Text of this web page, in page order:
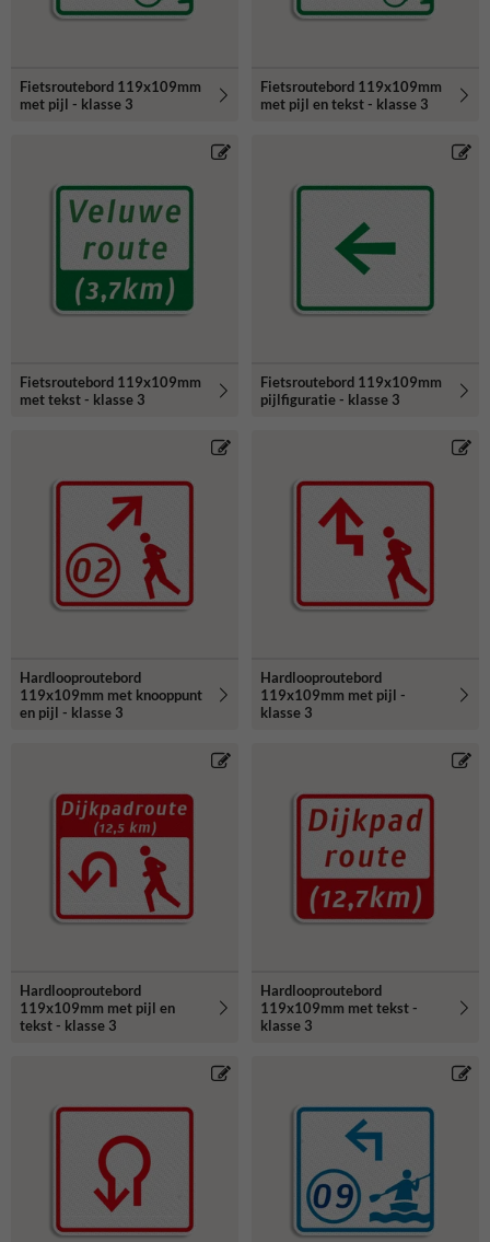
Fietsroutebord 119x109mm
met pijl - klasse 3
Fietsroutebord 119x109mm
met pijl en tekst - klasse 3
Fietsroutebord 119x109mm
met tekst - klasse 3
Fietsroutebord 119x109mm
pijlfiguratie - klasse 3
Hardlooproutebord
119x109mm met knooppunt
en pijl - klasse 3
Hardlooproutebord
119x109mm met pijl -
klasse 3
Hardlooproutebord
119x109mm met pijl en
tekst - klasse 3
Hardlooproutebord
119x109mm met tekst -
klasse 3